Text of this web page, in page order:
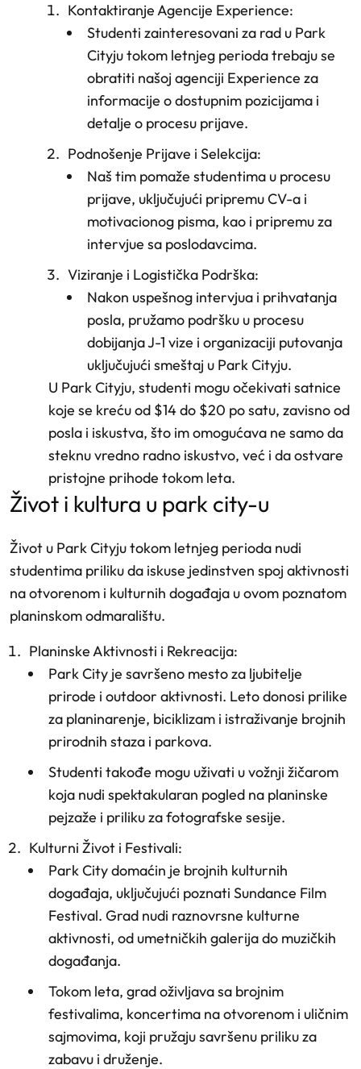
Kontaktiranje Agencije Experience:
Studenti zainteresovani za rad u Park
Cityju tokom letnjeg perioda trebaju se
obratiti našoj agenciji Experience za
informacije o dostupnim pozicijama i
detalje o procesu prijave.
Podnošenje Prijave i Selekcija:
Naš tim pomaže studentima u procesu
prijave, uključujući pripremu CV-a i
motivacionog pisma, kao i pripremu za
intervjue sa poslodavcima.
Viziranje i Logistička Podrška:
Nakon uspešnog intervjua i prihvatanja
posla, pružamo podršku u procesu
dobijanja J-1 vize i organizaciji putovanja
uključujući smeštaj u Park Cityju.
U Park Cityju, studenti mogu očekivati satnice
koje se kreću od $14 do $20 po satu, zavisno od
posla i iskustva, što im omogućava ne samo da
steknu vredno radno iskustvo, već i da ostvare
pristojne prihode tokom leta.
život i kultura u park city-u
Život u Park Cityju tokom letnjeg perioda nudi
studentima priliku da iskuse jedinstven spoj aktivnosti
na otvorenom i kulturnih događaja u ovom poznatom
planinskom odmaralištu.
Planinske Aktivnosti i Rekreacija:
Park City je savršeno mesto za ljubitelje
prirode i outdoor aktivnosti. Leto donosi prilike
za planinarenje, biciklizam i istraživanje brojnih
prirodnih staza i parkova.
Studenti takođe mogu uživati u vožnji žičarom
koja nudi spektakularan pogled na planinske
pejzaže i priliku za fotografske sesije.
Kulturni Život i Festivali:
Park City domaćin je brojnih kulturnih
događaja, uključujući poznati Sundance Film
Festival. Grad nudi raznovrsne kulturne
aktivnosti, od umetničkih galerija do muzičkih
događanja.
Tokom leta, grad oživljava sa brojnim
festivalima, koncertima na otvorenom i uličnim
sajmovima, koji pružaju savršenu priliku za
zabavu i druženje.